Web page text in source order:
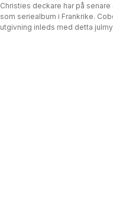
Christies deckare har på senare
som seriealbum i Frankrike.
utgivning inleds med detta